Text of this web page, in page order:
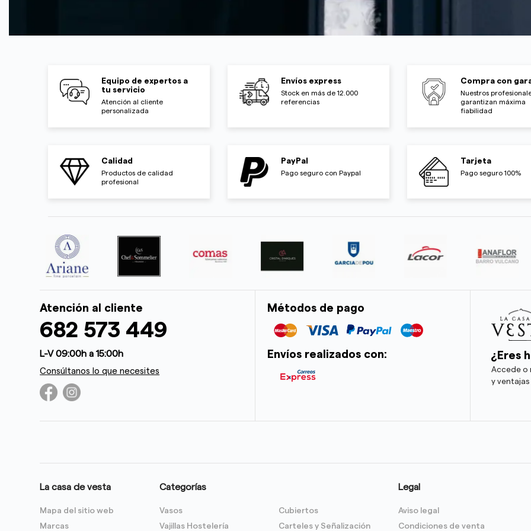
Equipo de expertos a
tu servicio
Atención al cliente
personalizada
Envíos express
Stock en más de 12.000
referencias
Compra con
Nuestros
garantizan máxima
fiabilidad
Calidad
Productos de calidad
profesional
PayPal
Pago seguro con Paypal
Tarjeta
Pago seguro 100%
Atención al cliente
682 573 449
L-V 09:00h a 15:00h
Consúltanos lo que necesites
Métodos de pago
Envíos realizados con: ¿Eres
Accede o
y
La casa de vesta
Mapa del sitio web
Marcas
Categorías
Vasos
Vajillas Hostelería
Cubiertos
Carteles y Señalización
Legal
Aviso legal
Condiciones de venta